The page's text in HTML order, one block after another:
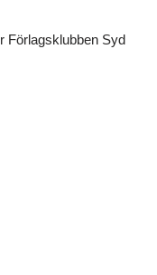
Förlagsklubben Syd